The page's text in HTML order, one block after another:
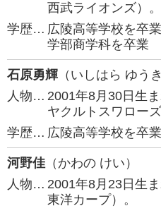
西武ライオンズ）。
学歴… 広陵高等学校を卒
学部商学科を卒業
石原勇輝 （いしはら ゆうき
人物… 2001年8月30日生
ヤクルトスワローズ
学歴… 広陵高等学校を卒
河野佳 （かわの けい）
人物… 2001年8月23日生
東洋カープ）。